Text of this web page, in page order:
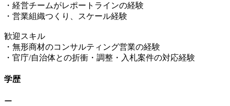
・経営チームがレポートラインの経験
・営業組織つくり、スケール経験
歓迎スキル
・無形商材のコンサルティング営業の経験
・官庁/自治体との折衝・調整・入札案件の対応経験
学歴
ー